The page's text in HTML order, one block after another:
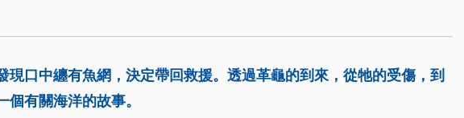
現口中纏有魚網，決定帶回救援。透過革龜的到來，從牠的受傷，到
個有關海洋的故事。